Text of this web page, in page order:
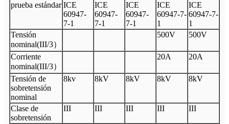
prueba estándar ICE
60947-
7-1
ICE
60947-
7-1
ICE
60947-
7-1
ICE
60947-7-
1
ICE
60947-7-
1
Tensión
nominal(III/3）
500V 500V
Corriente
nominal(III/3）
20A 20A
Tensión de
sobretensión
nominal
8kv 8kV 8kV 8kV 8kV
Clase de
sobretensión
III III III III III